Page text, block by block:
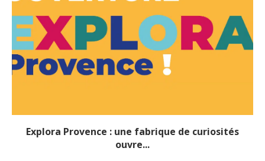
Explora Provence : une fabrique de curiosités
ouvre...